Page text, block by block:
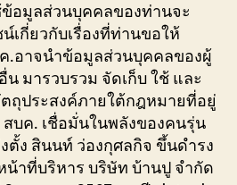
ข้อมูลส่วนบุคคลของท่านจะ
เกี่ยวกับเรื่องที่ท่านขอให้
.อาจนำข้อมูลส่วนบุคคลของผู้
มารวบรวม จัดเก็บ ใช้ และ
ตถุประสงค์ภายใต้กฎหมายที่อยู่
บค. เชื่อมั่นในพลังของคนรุ่น
ง สินนท์ ว่องกุศลกิจ ขึ้นดำรง
น้าที่บริหาร บริษัท บ้านปู จำกัด